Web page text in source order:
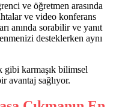
ve öğretmen arasında
ve video konferans
anında sorabilir ve yanıt
desteklerken aynı
gibi karmaşık bilimsel
avantaj sağlıyor.